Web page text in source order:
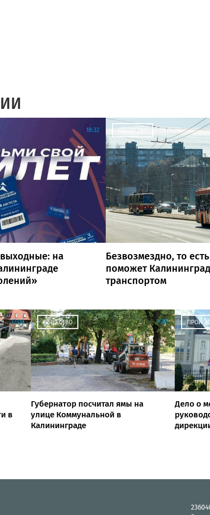
18:32
выходные: на
ОБЩЕСТВО
Безвозмездно, то
поможет
транспортом
17:00
в
ОБЩЕСТВО 16:15
Губернатор посчитал ямы на
улице Коммунальной в
Калининграде
Дело о